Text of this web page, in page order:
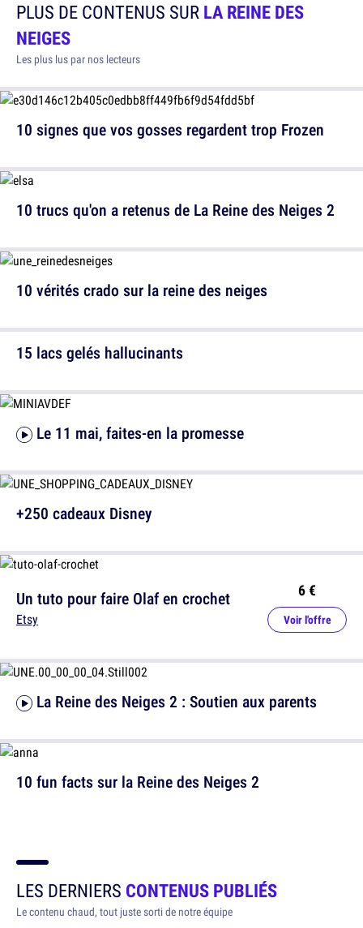
PLUS DE CONTENUS SURLA REINE DES
NEIGES
Les plus lus par nos lecteurs
10 signes que vos gosses regardent trop Frozen
10 vérités crado sur la reine des neiges
Le 11 mai, faites-en la promesse
Un tuto pour faire Olaf en crochet
Etsy
6 €
Voir l'offre
10 fun facts sur la Reine des Neiges 2
10 trucs qu'on a retenus de La Reine des Neiges 2
15 lacs gelés hallucinants
+250 cadeaux Disney
La Reine des Neiges 2 : Soutien aux parents
LES DERNIERS CONTENUS PUBLIÉS
Le contenu chaud, tout juste sorti de notre équipe